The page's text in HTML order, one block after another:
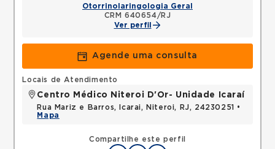
Otorrinolaringologia Geral
CRM 640654/RJ
Ver perfil
Agende uma consulta
Compartilhe este perfil
Locais de Atendimento
Centro Médico Niteroi D'Or- Unidade Icaraí
Rua Mariz e Barros, Icarai, Niteroi, RJ, 24230251 •
Mapa